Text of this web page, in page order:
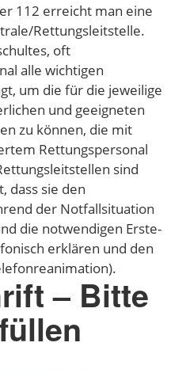
112 erreicht man eine
Rettungsleitstelle.
oft
alle wichtigen
um die für die jeweilige
und geeigneten
zu können, die mit
Rettungspersonal
sind
dass sie den
der Notfallsituation
die notwendigen Erste-
erklären und den
– Bitte